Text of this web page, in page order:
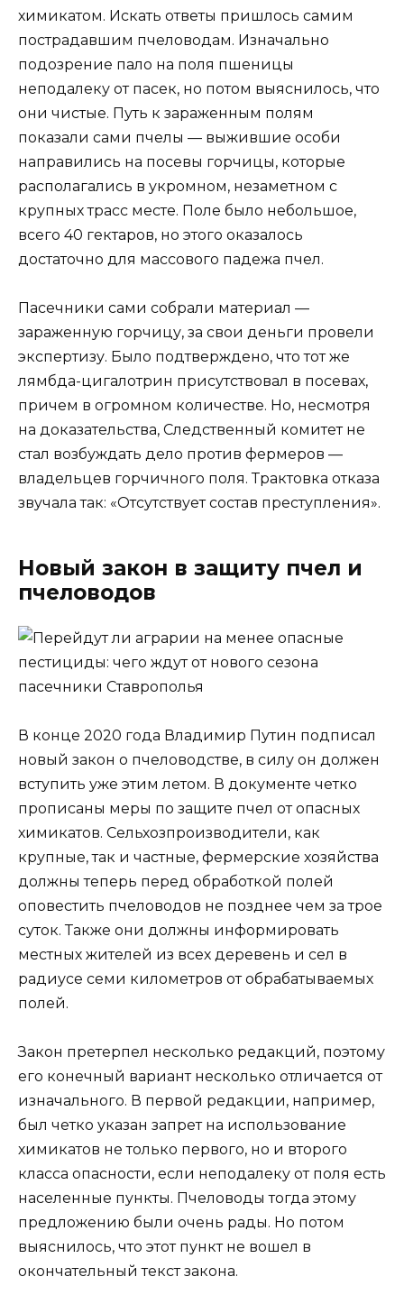
химикатом. Искать ответы пришлось самим
пострадавшим пчеловодам. Изначально
подозрение пало на поля пшеницы
неподалеку от пасек, но потом выяснилось, что
они чистые. Путь к зараженным полям
показали сами пчелы — выжившие особи
направились на посевы горчицы, которые
располагались в укромном, незаметном с
крупных трасс месте. Поле было небольшое,
всего 40 гектаров, но этого оказалось
достаточно для массового падежа пчел.
Пасечники сами собрали материал —
зараженную горчицу, за свои деньги провели
экспертизу. Было подтверждено, что тот же
лямбда-цигалотрин присутствовал в посевах,
причем в огромном количестве. Но, несмотря
на доказательства, Следственный комитет не
стал возбуждать дело против фермеров —
владельцев горчичного поля. Трактовка отказа
звучала так: «Отсутствует состав преступления».
Новый закон в защиту пчел и
пчеловодов
В конце 2020 года Владимир Путин подписал
новый закон о пчеловодстве, в силу он должен
вступить уже этим летом. В документе четко
прописаны меры по защите пчел от опасных
химикатов. Сельхозпроизводители, как
крупные, так и частные, фермерские хозяйства
должны теперь перед обработкой полей
оповестить пчеловодов не позднее чем за трое
суток. Также они должны информировать
местных жителей из всех деревень и сел в
радиусе семи километров от обрабатываемых
полей.
Закон претерпел несколько редакций, поэтому
его конечный вариант несколько отличается от
изначального. В первой редакции, например,
был четко указан запрет на использование
химикатов не только первого, но и второго
класса опасности, если неподалеку от поля есть
населенные пункты. Пчеловоды тогда этому
предложению были очень рады. Но потом
выяснилось, что этот пункт не вошел в
окончательный текст закона.